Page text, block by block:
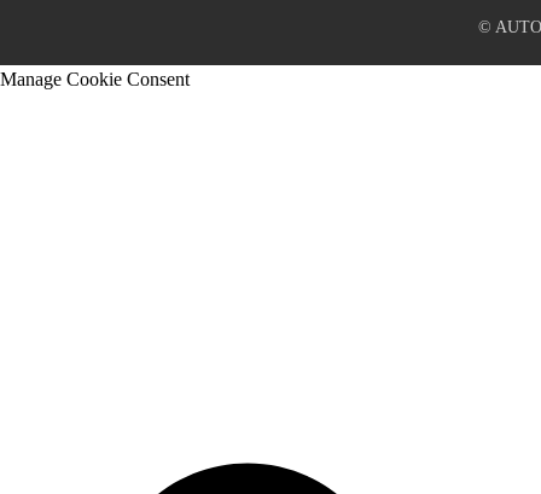
©
Manage Cookie Consent